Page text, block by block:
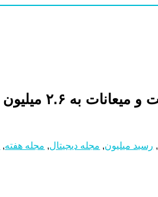
, رسید میلیون, مجله دیجیتال, مجله هفته,